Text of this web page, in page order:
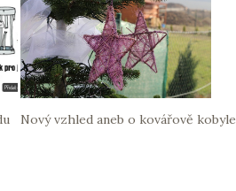
Nový vzhled aneb o kovářově kobyle